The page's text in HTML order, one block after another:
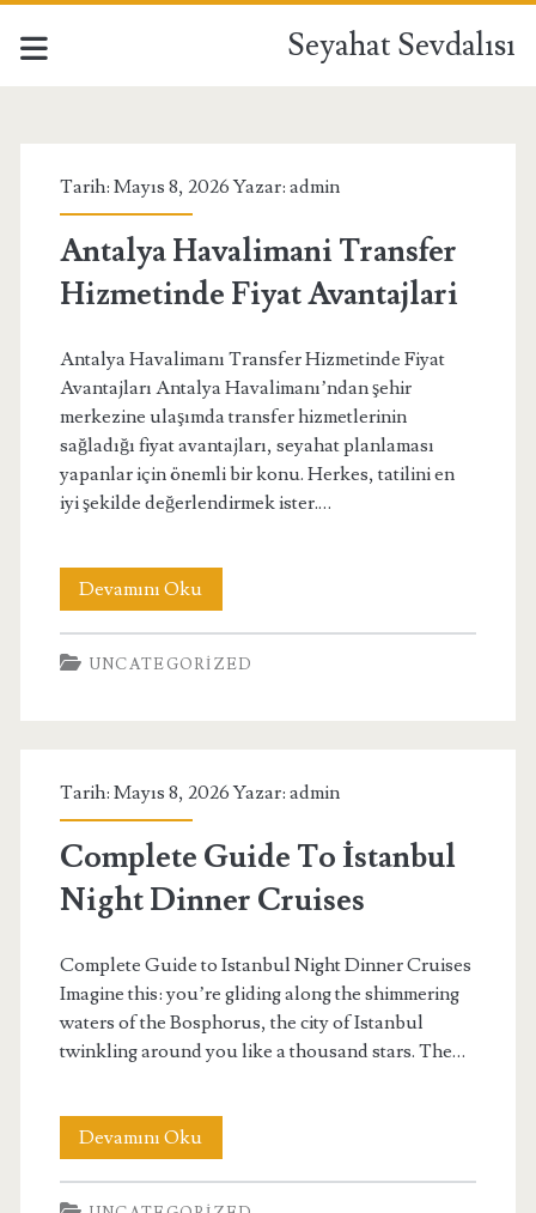
Seyahat Sevdalısı
Sevdalısı
Yazılar
Tarih: Mayıs 8, 2026 Yazar: admin
Antalya Havalimani Transfer
Hizmetinde Fiyat Avantajlari
Antalya Havalimanı Transfer Hizmetinde Fiyat
Avantajları Antalya Havalimanı’ndan şehir
merkezine ulaşımda transfer hizmetlerinin
sağladığı fiyat avantajları, seyahat planlaması
yapanlar için önemli bir konu. Herkes, tatilini en
iyi şekilde değerlendirmek ister.…
Devamını OkuAntalya
Havalimani
Transfer
Avantajlari
UNCATEGORIZED
Tarih: Mayıs 8, 2026 Yazar: admin
Complete Guide To İstanbul
Night Dinner Cruises
Complete Guide to Istanbul Night Dinner Cruises
Imagine this: you’re gliding along the shimmering
waters of the Bosphorus, the city of Istanbul
twinkling around you like a thousand stars. The…
Devamını OkuComplete
Guide